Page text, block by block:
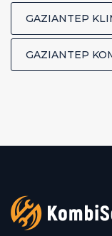
GAZIANTEP
GAZIANTEP